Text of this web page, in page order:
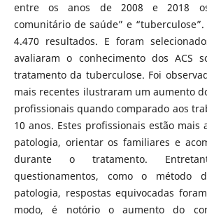
entre os anos de 2008 e 2018
comunitário de saúde” e
4.470 resultados. E foram
avaliaram o conhecimento dos ACS
tratamento da tuberculose. Foi
mais recentes ilustraram um aumento
profissionais quando comparado aos
10 anos. Estes profissionais estão
patologia, orientar os familiares e
durante o tratamento.
questionamentos, como o método
patologia, respostas equivocadas
modo, é notório o aumento do